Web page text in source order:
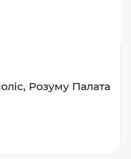
Розуму Палата